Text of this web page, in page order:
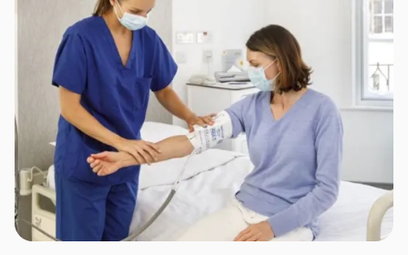
Водночас варто зауважити, що незалежно від типу
медичного закладу (приватний чи державний)
медична допомога всім застрахованим особам там
надається максимально швидко та якісно – завдяки
наявності прямих договорів між СГ «ТАС» і
вказаними установами та постійному контролю
страховиком процесу лікування (на всіх його
етапах) або надання інших медичних послуг.
Інформаційно-консультаційний супровід осіб,
застрахованих за договорами ДМС, здійснюється